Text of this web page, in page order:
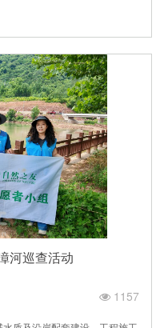
河巡查活动
1157